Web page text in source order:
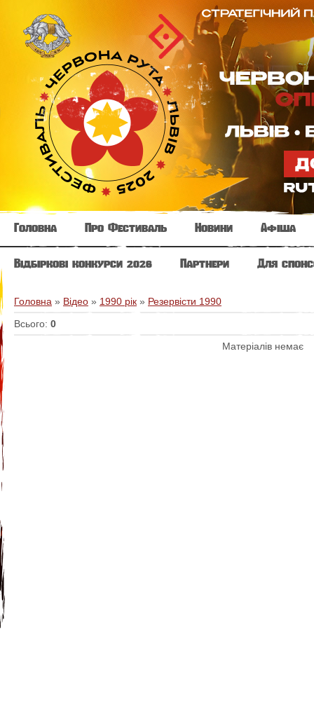
Головна Про Фестиваль Новини Афіша
Відбіркові конкурси 2026 Партнери Для
Головна » Відео » 1990 рік » Резервісти 1990
Всього: 0
Матеріалів немає